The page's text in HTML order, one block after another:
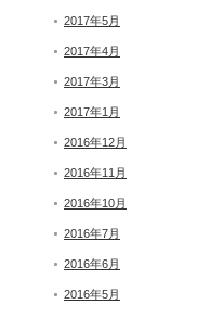
2017年5月
2017年4月
2017年3月
2017年1月
2016年12月
2016年11月
2016年10月
2016年7月
2016年6月
2016年5月